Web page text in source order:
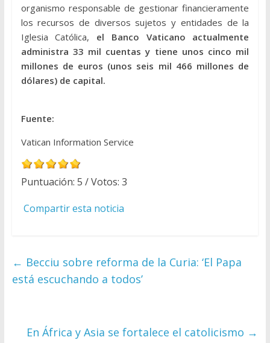
organismo responsable de gestionar financieramente
los recursos de diversos sujetos y entidades de la
Iglesia Católica, el Banco Vaticano actualmente
administra 33 mil cuentas y tiene unos cinco mil
millones de euros (unos seis mil 466 millones de
dólares) de capital.
Fuente:
Vatican Information Service
Puntuación: 5 / Votos: 3
Compartir esta noticia
← Becciu sobre reforma de la Curia: ‘El Papa
está escuchando a todos’
En África y Asia se fortalece el catolicismo →